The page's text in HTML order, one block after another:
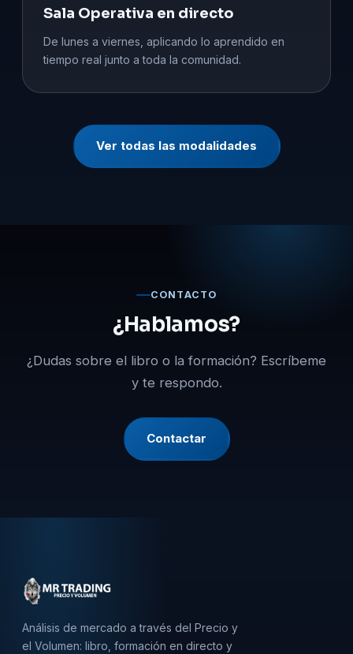
Sala Operativa en directo
De lunes a viernes, aplicando lo aprendido en
tiempo real junto a toda la comunidad.
Ver todas las modalidades
CONTACTO
¿Hablamos?
¿Dudas sobre el libro o la formación? Escríbeme
y te respondo.
Contactar
Análisis de mercado a través del Precio y
el Volumen: libro, formación en directo y